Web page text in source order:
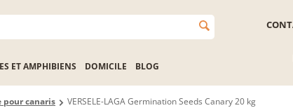
ET AMPHIBIENS DOMICILE BLOG
canaris VERSELE-LAGA Germination Seeds Canary 20 kg